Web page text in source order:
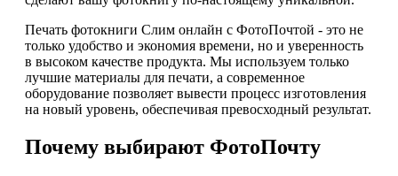
Печать фотокниги Слим онлайн с ФотоПочтой - это не
только удобство и экономия времени, но и уверенность
в высоком качестве продукта. Мы используем только
лучшие материалы для печати, а современное
оборудование позволяет вывести процесс изготовления
на новый уровень, обеспечивая превосходный результат.
Почему выбирают ФотоПочту